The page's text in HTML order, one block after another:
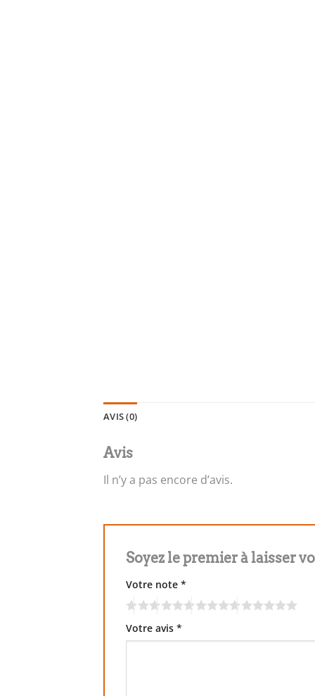
AVIS (0)
Avis
Il n’y a pas encore d’avis.
Soyez le premier à laisser
Votre note *
Votre avis *